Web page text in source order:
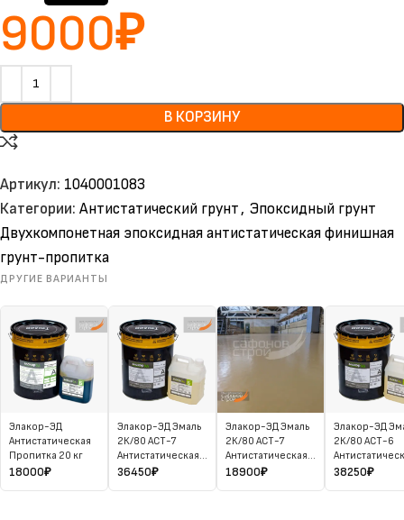
9000₽
В КОРЗИНУ
Артикул: 1040001083
Категории: Антистатический грунт , Эпоксидный грунт
Двухкомпонетная эпоксидная антистатическая финишная
грунт-пропитка
ДРУГИЕ ВАРИАНТЫ
Элакор-ЭД
Антистатическая
Пропитка 20 кг
18000₽
Элакор-ЭД Эмаль
2К/80 АСТ-7
Антистатическая
30 кг
36450₽
Элакор-ЭД Эмаль
2К/80 АСТ-7
Антистатическая
15 кг
18900₽
Элакор-ЭД
2К/80 АСТ-6
30 кг
38250₽